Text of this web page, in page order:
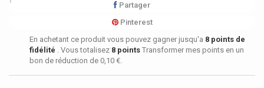
Partager
Pinterest
En achetant ce produit vous pouvez gagner jusqu'a 8 points de
fidélité . Vous totalisez 8 points Transformer mes points en un
bon de réduction de 0,10 €.